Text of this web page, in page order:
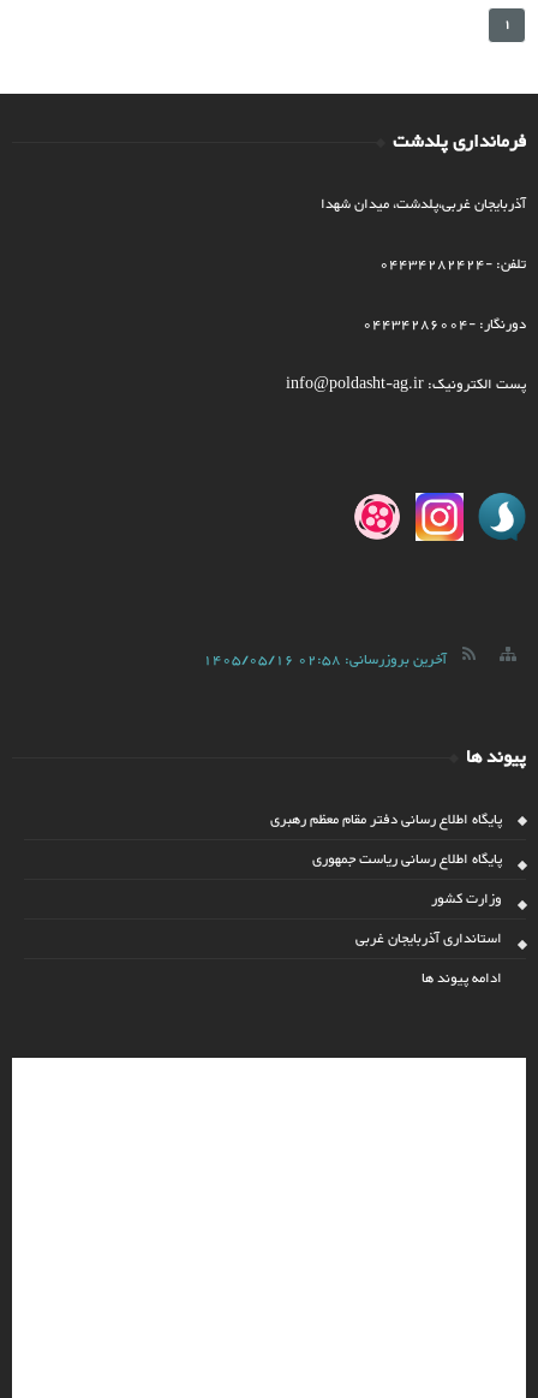
1
فرمانداری پلدشت
آذربایجان غربی،پلدشت، میدان شهدا
تلفن: -04434282424
دورنگار: -04434286004
پست الکترونیک: info@poldasht-ag.ir
آخرین بروزرسانی: 1405/05/16 02:58
پیوند ها
پایگاه اطلاع رسانی دفتر مقام معظم رهبری
پایگاه اطلاع رسانی ریاست جمهوری
وزارت کشور
استانداری آذربایجان غربی
ادامه پیوند ها